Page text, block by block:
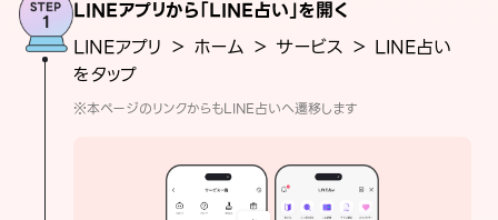
LINEアプリから「LINE占い」を開く
LINEアプリ ＞ ホーム ＞ サービス ＞ LINE占い
をタップ
※本ページのリンクからもLINE占いへ遷移します